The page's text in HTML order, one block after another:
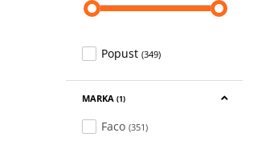
Popust (349)
MARKA (1)
Faco (351)